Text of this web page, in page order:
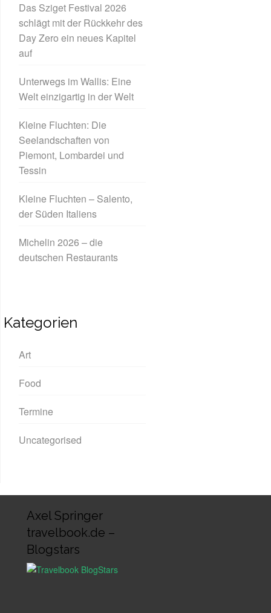
Das Sziget Festival 2026
schlägt mit der Rückkehr des
Day Zero ein neues Kapitel
auf
Unterwegs im Wallis: Eine
Welt einzigartig in der Welt
Kleine Fluchten: Die
Seelandschaften von
Piemont, Lombardei und
Tessin
Kleine Fluchten – Salento,
der Süden Italiens
Michelin 2026 – die
deutschen Restaurants
Kategorien
Art
Food
Termine
Uncategorised
Axel Springer
travelbook.de –
Blogstars